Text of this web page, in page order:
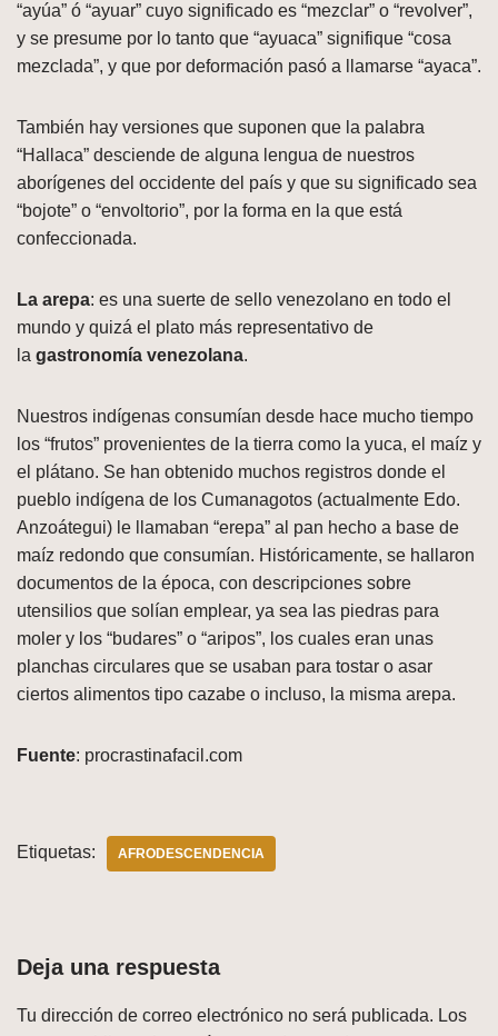
“ayúa” ó “ayuar” cuyo significado es “mezclar” o “revolver”,
y se presume por lo tanto que “ayuaca” signifique “cosa
mezclada”, y que por deformación pasó a llamarse “ayaca”.
También hay versiones que suponen que la palabra
“Hallaca” desciende de alguna lengua de nuestros
aborígenes del occidente del país y que su significado sea
“bojote” o “envoltorio”, por la forma en la que está
confeccionada.
La arepa: es una suerte de sello venezolano en todo el
mundo y quizá el plato más representativo de
la gastronomía venezolana.
Nuestros indígenas consumían desde hace mucho tiempo
los “frutos” provenientes de la tierra como la yuca, el maíz y
el plátano. Se han obtenido muchos registros donde el
pueblo indígena de los Cumanagotos (actualmente Edo.
Anzoátegui) le llamaban “erepa” al pan hecho a base de
maíz redondo que consumían. Históricamente, se hallaron
documentos de la época, con descripciones sobre
utensilios que solían emplear, ya sea las piedras para
moler y los “budares” o “aripos”, los cuales eran unas
planchas circulares que se usaban para tostar o asar
ciertos alimentos tipo cazabe o incluso, la misma arepa.
Fuente: procrastinafacil.com
Etiquetas: AFRODESCENDENCIA
Deja una respuesta
Tu dirección de correo electrónico no será publicada. Los